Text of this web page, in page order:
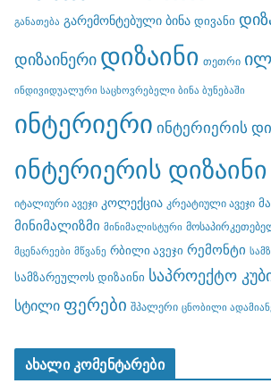
განათება გარემონტებული ბინა დივანი
დიზაინერი დიზაინი თეთრი
ინდივიდუალური საცხოვრებელი ბინა ბუნებაში
ინტერიერი ინტერიერის
ინტერიერის დიზაინი
იტალიური ავეჯი კოლექცია კრეატიული ავეჯი
მინიმალიზმი მინიმალისტური
მცენარეები მწვანე რბილი ავეჯი რემონტი
სამზარეულოს დიზაინი საპროექტო
სტილი ფერები შპალერი ცნობილი
ახალი კომენტარები